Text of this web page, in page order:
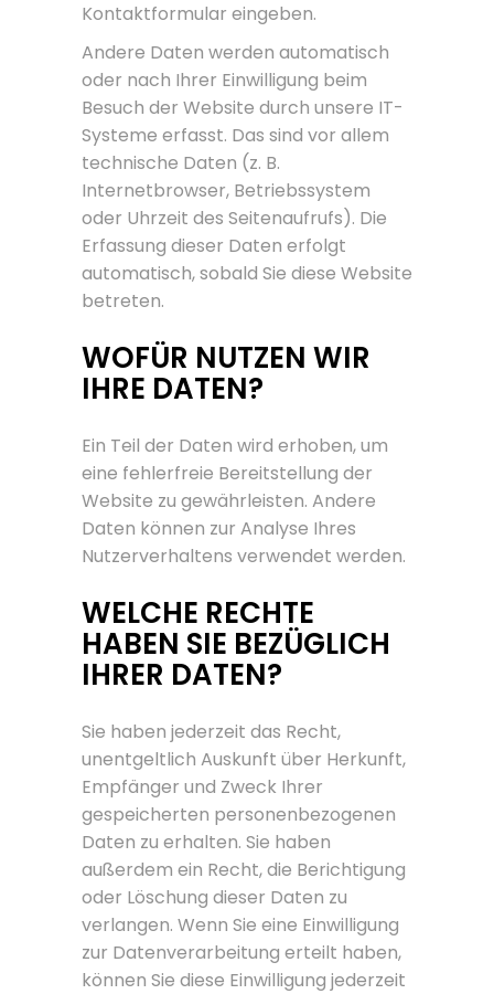
Kontaktformular eingeben.
Andere Daten werden automatisch
oder nach Ihrer Einwilligung beim
Besuch der Website durch unsere IT-
Systeme erfasst. Das sind vor allem
technische Daten (z. B.
Internetbrowser, Betriebssystem
oder Uhrzeit des Seitenaufrufs). Die
Erfassung dieser Daten erfolgt
automatisch, sobald Sie diese Website
betreten.
WOFÜR NUTZEN WIR
IHRE DATEN?
Ein Teil der Daten wird erhoben, um
eine fehlerfreie Bereitstellung der
Website zu gewährleisten. Andere
Daten können zur Analyse Ihres
Nutzerverhaltens verwendet werden.
WELCHE RECHTE
HABEN SIE BEZÜGLICH
IHRER DATEN?
Sie haben jederzeit das Recht,
unentgeltlich Auskunft über Herkunft,
Empfänger und Zweck Ihrer
gespeicherten personenbezogenen
Daten zu erhalten. Sie haben
außerdem ein Recht, die Berichtigung
oder Löschung dieser Daten zu
verlangen. Wenn Sie eine Einwilligung
zur Datenverarbeitung erteilt haben,
können Sie diese Einwilligung jederzeit